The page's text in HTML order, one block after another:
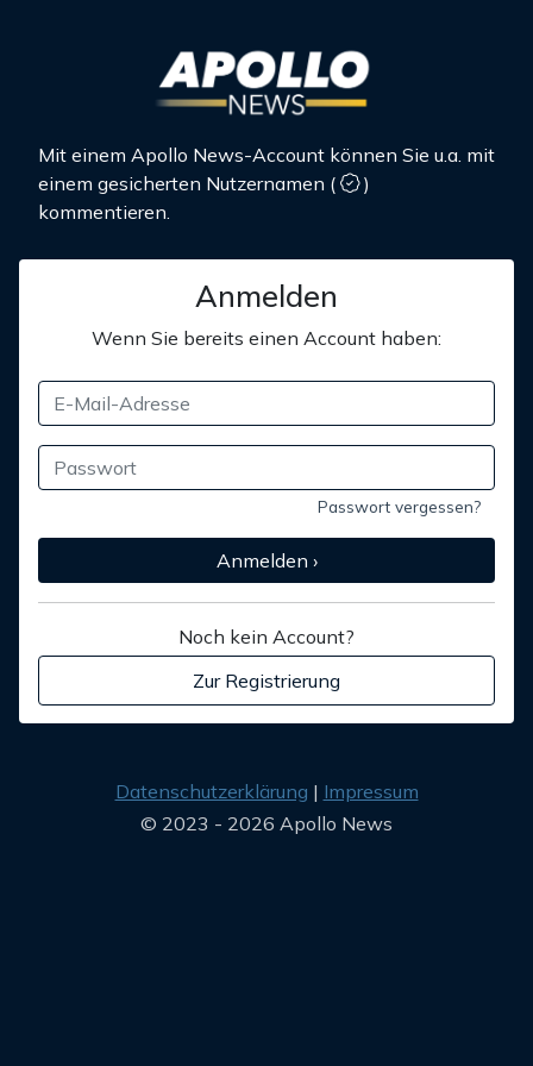
Mit einem Apollo News-Account können Sie u.a. mit
einem gesicherten Nutzernamen (
)
kommentieren.
Anmelden
Wenn Sie bereits einen Account haben:
Passwort vergessen?
Anmelden ›
Noch kein Account?
Zur Registrierung
Datenschutzerklärung
Impressum
© 2023 - 2026 Apollo News